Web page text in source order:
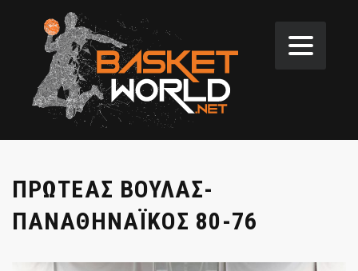
ΠΡΩΤΕΑΣ ΒΟΥΛΑΣ-
ΠΑΝΑΘΗΝΑΪΚΟΣ 80-76